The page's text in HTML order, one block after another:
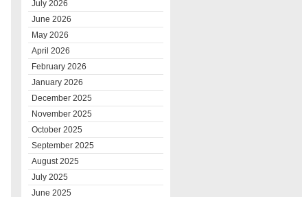
July 2026
June 2026
May 2026
April 2026
February 2026
January 2026
December 2025
November 2025
October 2025
September 2025
August 2025
July 2025
June 2025